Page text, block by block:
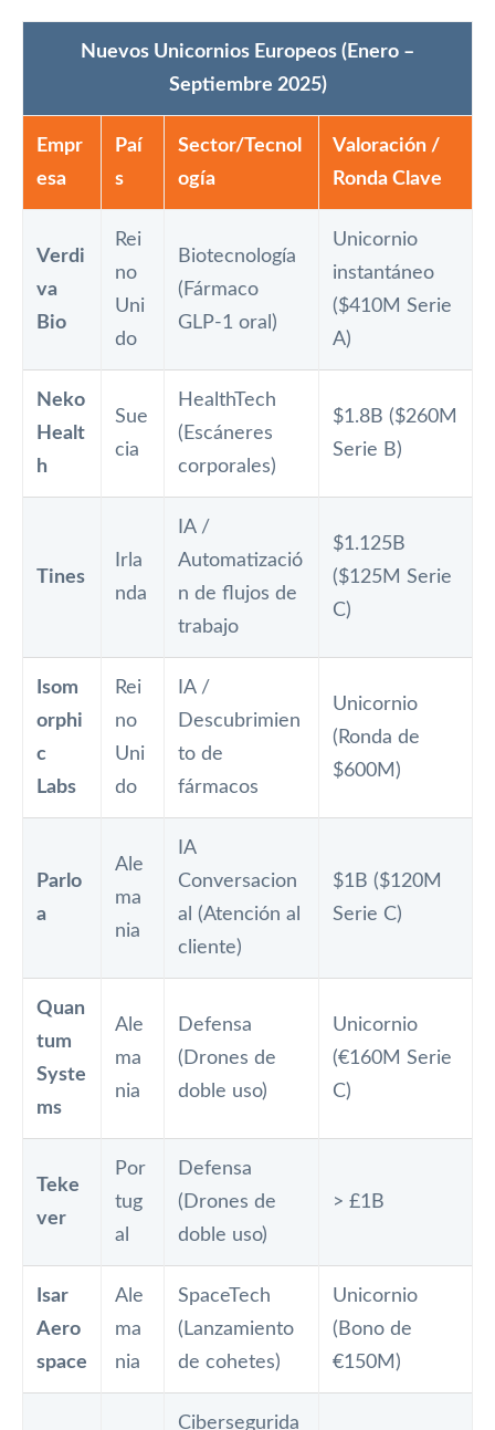
Nuevos Unicornios Europeos (Enero –
Septiembre 2025)
Empr
esa
Paí
s
Sector/Tecnol
ogía
Valoración /
Ronda Clave
Verdi
va
Bio
Rei
no
Uni
do
Biotecnología
(Fármaco
GLP-1 oral)
Unicornio
instantáneo
($410M Serie
A)
Neko
Healt
h
Sue
cia
HealthTech
(Escáneres
corporales)
$1.8B ($260M
Serie B)
Tines
Irla
nda
IA /
Automatizació
n de flujos de
trabajo
$1.125B
($125M Serie
C)
Isom
orphi
c
Labs
Rei
no
Uni
do
IA /
Descubrimien
to de
fármacos
Unicornio
(Ronda de
$600M)
Parlo
a
Ale
ma
nia
IA
Conversacion
al (Atención al
cliente)
$1B ($120M
Serie C)
Quan
tum
Syste
ms
Ale
ma
nia
Defensa
(Drones de
doble uso)
Unicornio
(€160M Serie
C)
Teke
ver
Por
tug
al
Defensa
(Drones de
doble uso)
> £1B
Isar
Aero
space
Ale
ma
nia
SpaceTech
(Lanzamiento
de cohetes)
Unicornio
(Bono de
€150M)
Cibersegurida